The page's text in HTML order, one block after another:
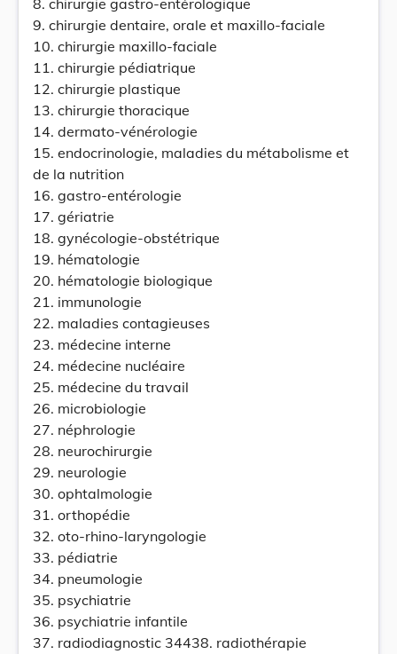
8. chirurgie gastro-entérologique
9. chirurgie dentaire, orale et maxillo-faciale
10. chirurgie maxillo-faciale
11. chirurgie pédiatrique
12. chirurgie plastique
13. chirurgie thoracique
14. dermato-vénérologie
15. endocrinologie, maladies du métabolisme et
de la nutrition
16. gastro-entérologie
17. gériatrie
18. gynécologie-obstétrique
19. hématologie
20. hématologie biologique
21. immunologie
22. maladies contagieuses
23. médecine interne
24. médecine nucléaire
25. médecine du travail
26. microbiologie
27. néphrologie
28. neurochirurgie
29. neurologie
30. ophtalmologie
31. orthopédie
32. oto-rhino-laryngologie
33. pédiatrie
34. pneumologie
35. psychiatrie
36. psychiatrie infantile
37. radiodiagnostic 34438. radiothérapie